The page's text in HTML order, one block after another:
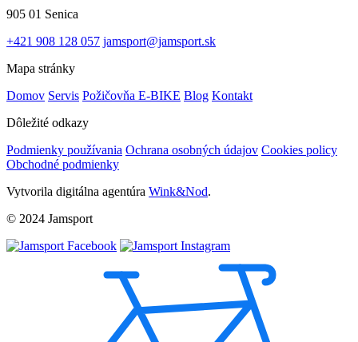
905 01 Senica
+421 908 128 057 jamsport@jamsport.sk
Mapa stránky
Domov Servis Požičovňa E-BIKE Blog Kontakt
Dôležité odkazy
Podmienky používania Ochrana osobných údajov Cookies policy
Obchodné podmienky
Vytvorila digitálna agentúra Wink&Nod.
© 2024 Jamsport